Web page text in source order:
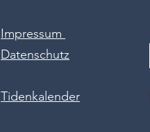
Impressum
Datenschutz
Tidenkalender